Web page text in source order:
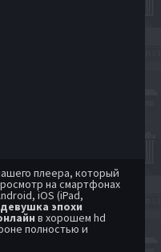
плеера, который
на смартфонах
iOS (iPad,
эпохи
в хорошем hd
полностью и